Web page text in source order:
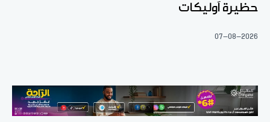
حظيرة آوليكات
07-08-2026